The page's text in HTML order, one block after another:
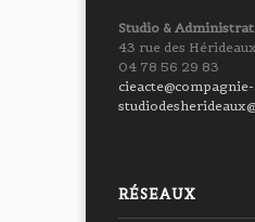
Studio &
43 rue des
04 78 56 29 83
RÉSEAUX